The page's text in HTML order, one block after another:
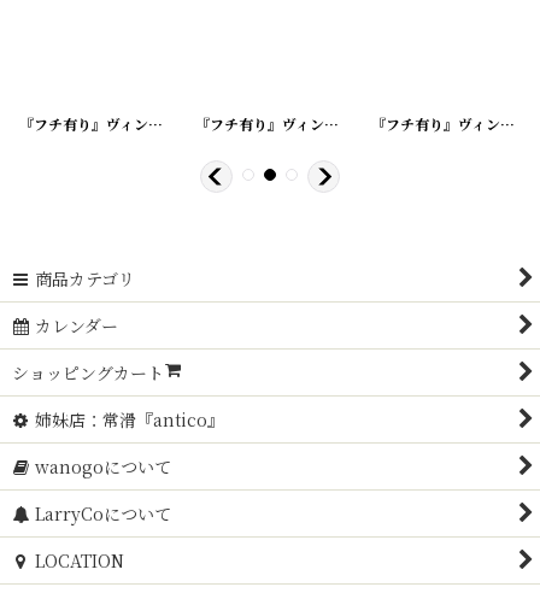
1] [20220628-8]
『フチ有り』ヴィンテージミルクキャップ [20220628-7]
『フチ有り』ヴィンテージミルクキャップ [ 『フチ有り』ヴィンテージミルクキャップ
商品カテゴリ
カレンダー
ショッピングカート
姉妹店：常滑『antico』
wanogoについて
LarryCoについて
LOCATION